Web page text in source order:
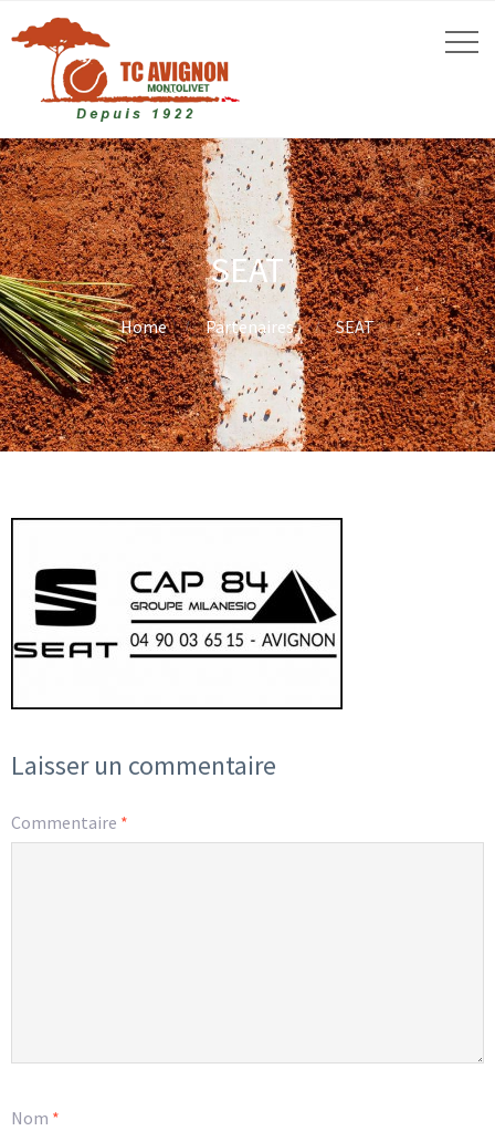
SEAT
Home Partenaires SEAT
Laisser un commentaire
Commentaire *
Nom *